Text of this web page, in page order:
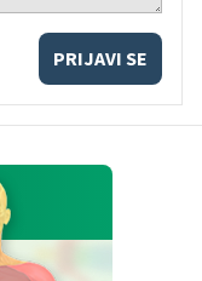
PRIJAVI SE